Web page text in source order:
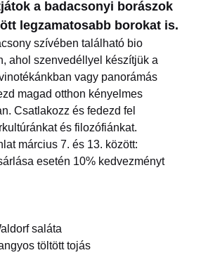
a badacsonyi borászok
legzamatosabb borokat is.
szívében található bio
ahol szenvedéllyel készítjük a
vagy panorámás
magad otthon kényelmes
Csatlakozz és fedezd fel
és filozófiánkat.
március 7. és 13. között:
esetén 10% kedvezményt
saláta
töltött tojás